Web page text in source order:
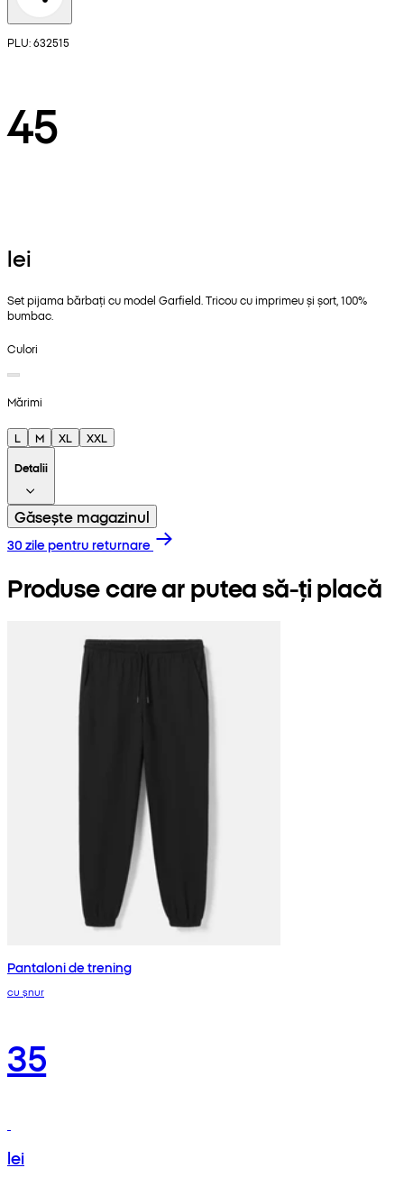
PLU: 632515
45
lei
Set pijama bărbați cu model Garfield. Tricou cu imprimeu și șort, 100%
bumbac.
Culori
Mărimi
L M XL
XXL
Detalii
Găsește magazinul
30 zile pentru returnare
Produse care ar putea să-ți placă
Pantaloni de trening
cu șnur
35
lei